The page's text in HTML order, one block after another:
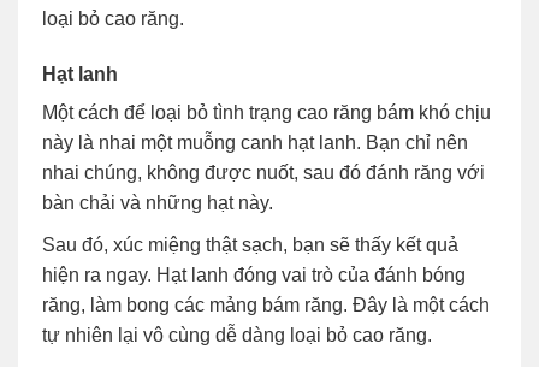
loại bỏ cao răng.
Hạt lanh
Một cách để loại bỏ tình trạng cao răng bám khó chịu
này là nhai một muỗng canh hạt lanh. Bạn chỉ nên
nhai chúng, không được nuốt, sau đó đánh răng với
bàn chải và những hạt này.
Sau đó, xúc miệng thật sạch, bạn sẽ thấy kết quả
hiện ra ngay. Hạt lanh đóng vai trò của đánh bóng
răng, làm bong các mảng bám răng. Đây là một cách
tự nhiên lại vô cùng dễ dàng loại bỏ cao răng.